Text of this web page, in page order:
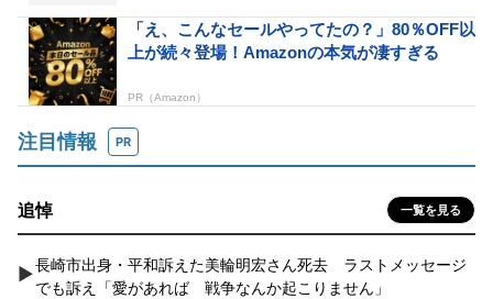
注目情報 PR
追悼 一覧を見る
長崎市出身・平和訴えた美輪明宏さん死去 ラストメッセージ
でも訴え「愛があれば 戦争なんか起こりません」